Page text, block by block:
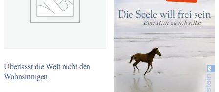
Überlasst die Welt nicht den
Wahnsinnigen